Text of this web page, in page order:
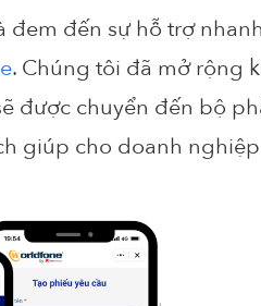
đem đến sự hỗ trợ
. Chúng tôi đã mở rộng
được chuyển đến bộ
giúp cho doanh